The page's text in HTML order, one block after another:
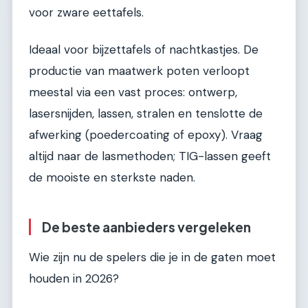
voor zware eettafels.
Ideaal voor bijzettafels of nachtkastjes. De
productie van maatwerk poten verloopt
meestal via een vast proces: ontwerp,
lasersnijden, lassen, stralen en tenslotte de
afwerking (poedercoating of epoxy). Vraag
altijd naar de lasmethoden; TIG-lassen geeft
de mooiste en sterkste naden.
De beste aanbieders vergeleken
Wie zijn nu de spelers die je in de gaten moet
houden in 2026?